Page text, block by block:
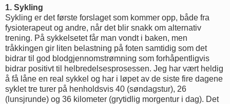
1. Sykling
Sykling er det første forslaget som kommer opp, både fra
fysioterapeut og andre, når det blir snakk om alternativ
trening. På sykkelsetet får man vondt i baken, men
tråkkingen gir liten belastning på foten samtidig som det
bidrar til god blodgjennomstrømning som forhåpentligvis
bidrar positivt til helbredelsesprosessen. Jeg har vært heldig
å få låne en real sykkel og har i løpet av de siste fire dagene
syklet tre turer på henholdsvis 40 (søndagstur), 26
(lunsjrunde) og 36 kilometer (grytidlig morgentur i dag). Det